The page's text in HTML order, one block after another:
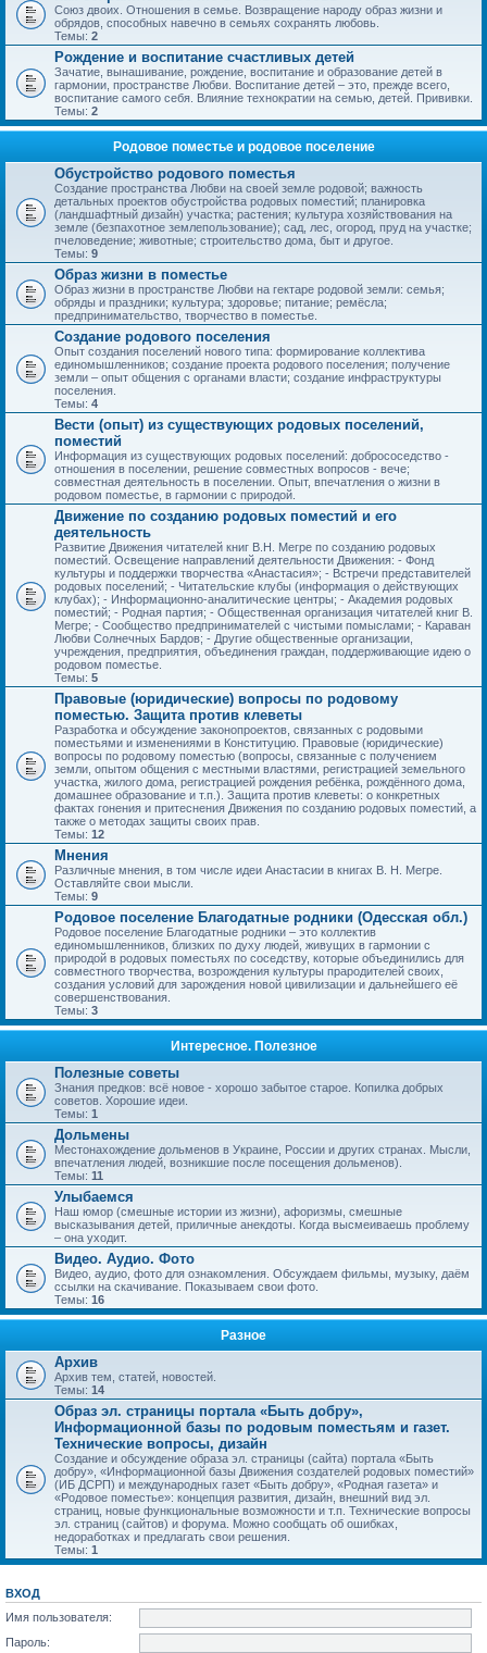
Союз двоих. Отношения в семье. Возвращение народу образ жизни и
обрядов, способных навечно в семьях сохранять любовь.
Темы: 2
Рождение и воспитание счастливых детей
Зачатие, вынашивание, рождение, воспитание и образование детей в
гармонии, пространстве Любви. Воспитание детей – это, прежде всего,
воспитание самого себя. Влияние технократии на семью, детей. Прививки.
Темы: 2
Родовое поместье и родовое поселение
Обустройство родового поместья
Создание пространства Любви на своей земле родовой; важность
детальных проектов обустройства родовых поместий; планировка
(ландшафтный дизайн) участка; растения; культура хозяйствования на
земле (безпахотное землепользование); сад, лес, огород, пруд на участке;
пчеловедение; животные; строительство дома, быт и другое.
Темы: 9
Образ жизни в поместье
Образ жизни в пространстве Любви на гектаре родовой земли: семья;
обряды и праздники; культура; здоровье; питание; ремёсла;
предпринимательство, творчество в поместье.
Создание родового поселения
Опыт создания поселений нового типа: формирование коллектива
единомышленников; создание проекта родового поселения; получение
земли – опыт общения с органами власти; создание инфраструктуры
поселения.
Темы: 4
Вести (опыт) из существующих родовых поселений,
поместий
Информация из существующих родовых поселений: добрососедство -
отношения в поселении, решение совместных вопросов - вече;
совместная деятельность в поселении. Опыт, впечатления о жизни в
родовом поместье, в гармонии с природой.
Движение по созданию родовых поместий и его
деятельность
Развитие Движения читателей книг В.Н. Мегре по созданию родовых
поместий. Освещение направлений деятельности Движения: - Фонд
культуры и поддержки творчества «Анастасия»; - Встречи представителей
родовых поселений; - Читательские клубы (информация о действующих
клубах); - Информационно-аналитические центры; - Академия родовых
поместий; - Родная партия; - Общественная организация читателей книг В.
Мегре; - Сообщество предпринимателей с чистыми помыслами; - Караван
Любви Солнечных Бардов; - Другие общественные организации,
учреждения, предприятия, объединения граждан, поддерживающие идею о
родовом поместье.
Темы: 5
Правовые (юридические) вопросы по родовому
поместью. Защита против клеветы
Разработка и обсуждение законопроектов, связанных с родовыми
поместьями и изменениями в Конституцию. Правовые (юридические)
вопросы по родовому поместью (вопросы, связанные с получением
земли, опытом общения с местными властями, регистрацией земельного
участка, жилого дома, регистрацией рождения ребёнка, рождённого дома,
домашнее образование и т.п.). Защита против клеветы: о конкретных
фактах гонения и притеснения Движения по созданию родовых поместий, а
также о методах защиты своих прав.
Темы: 12
Мнения
Различные мнения, в том числе идеи Анастасии в книгах В. Н. Мегре.
Оставляйте свои мысли.
Темы: 9
Родовое поселение Благодатные родники (Одесская обл.)
Родовое поселение Благодатные родники – это коллектив
единомышленников, близких по духу людей, живущих в гармонии с
природой в родовых поместьях по соседству, которые объединились для
совместного творчества, возрождения культуры прародителей своих,
создания условий для зарождения новой цивилизации и дальнейшего её
совершенствования.
Темы: 3
Интересное. Полезное
Полезные советы
Знания предков: всё новое - хорошо забытое старое. Копилка добрых
советов. Хорошие идеи.
Темы: 1
Дольмены
Местонахождение дольменов в Украине, России и других странах. Мысли,
впечатления людей, возникшие после посещения дольменов).
Темы: 11
Улыбаемся
Наш юмор (смешные истории из жизни), афоризмы, смешные
высказывания детей, приличные анекдоты. Когда высмеиваешь проблему
– она уходит.
Видео. Аудио. Фото
Видео, аудио, фото для ознакомления. Обсуждаем фильмы, музыку, даём
ссылки на скачивание. Показываем свои фото.
Темы: 16
Разное
Архив
Архив тем, статей, новостей.
Темы: 14
Образ эл. страницы портала «Быть добру»,
Информационной базы по родовым поместьям и газет.
Технические вопросы, дизайн
Создание и обсуждение образа эл. страницы (сайта) портала «Быть
добру», «Информационной базы Движения создателей родовых поместий»
(ИБ ДСРП) и международных газет «Быть добру», «Родная газета» и
«Родовое поместье»: концепция развития, дизайн, внешний вид эл.
страниц, новые функциональные возможности и т.п. Технические вопросы
эл. страниц (сайтов) и форума. Можно сообщать об ошибках,
недоработках и предлагать свои решения.
Темы: 1
ВХОД
Имя пользователя:
Пароль: